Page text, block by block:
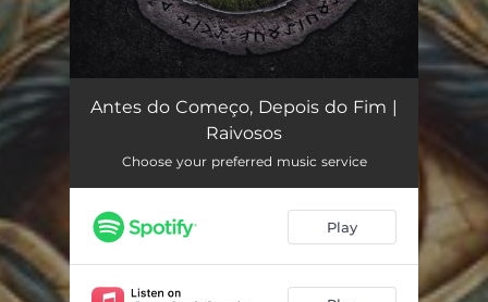
Olho de Hórus 04:12
Fim de Jogo 05:06
Atlantis 04:33
Antes do Começo, Depois do Fim |
Raivosos
Choose your preferred music service
Play